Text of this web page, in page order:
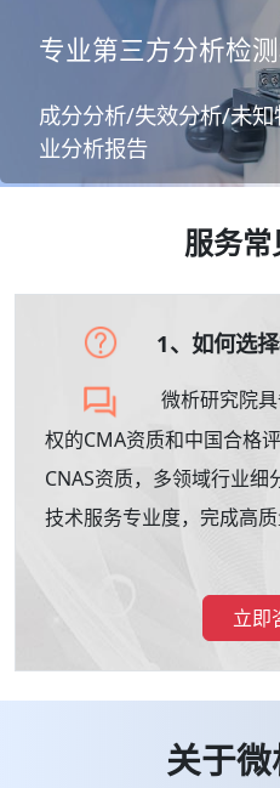
专业第三方分析检
成分分析/失效分析/未
业分析报告
服务
1、如何选
微析研究院
权的CMA资质和中国合格
CNAS资质，多领域行业
技术服务专业度，完成高质
立即
关于